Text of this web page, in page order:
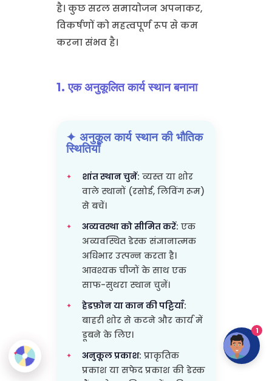
वह हमारी ध्यान केंद्रित करने की
क्षमता पर महत्वपूर्ण भूमिका निभाता
है। कुछ सरल समायोजन अपनाकर,
✦ अनुकूल कार्य स्थान की भौतिक
स्थितियाँ
शांत स्थान चुनें:
वाले स्थानों (रसोई, लिविंग रूम)
से बचें।
अव्यवस्था को सीमित करें:
अव्यवस्थित डेस्क संज्ञानात्मक
अधिभार उत्पन्न करता है।
आवश्यक चीजों के साथ एक
साफ-सुथरा स्थान चुनें।
हेडफ़ोन या कान की पट्टियाँ:
बाहरी शोर से कटने और कार्य में
डूबने के लिए।
1